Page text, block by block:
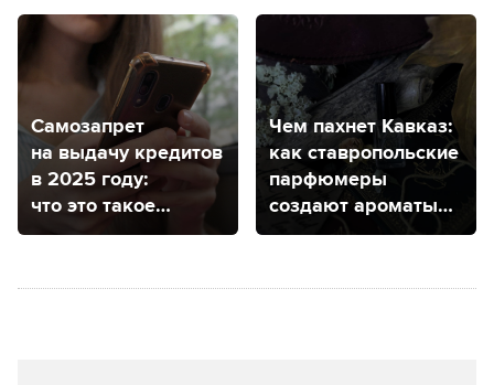
Самозапрет
на выдачу кредитов
в 2025 году:
что это такое
и как будет
Чем пахнет Кавказ:
как ставропольские
парфюмеры
создают ароматы
КМВ